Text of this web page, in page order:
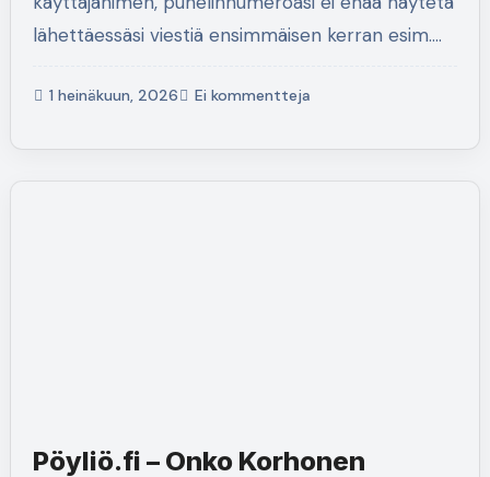
lähettäessäsi viestiä ensimmäisen kerran esim.…
1 heinäkuun, 2026 Ei kommentteja
Pöyliö.fi – Onko Korhonen